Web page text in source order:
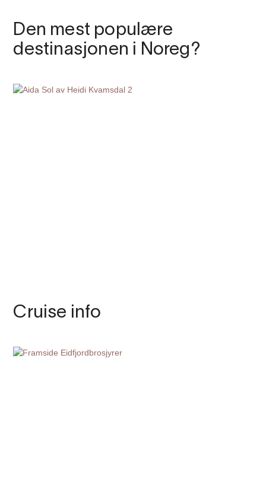
Den mest populære
destinasjonen i Noreg?
Cruise info